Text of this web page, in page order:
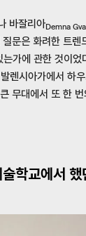
바잘리아Demna
문은 화려한 트렌
가에 관한 것이었
렌시아가에서 하
무대에서 또 한 번
학교에서